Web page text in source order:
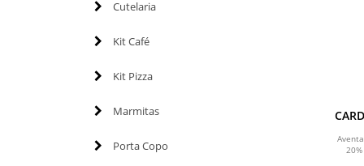
Cutelaria
Kit Café
Kit Pizza
Marmitas
Porta Copo